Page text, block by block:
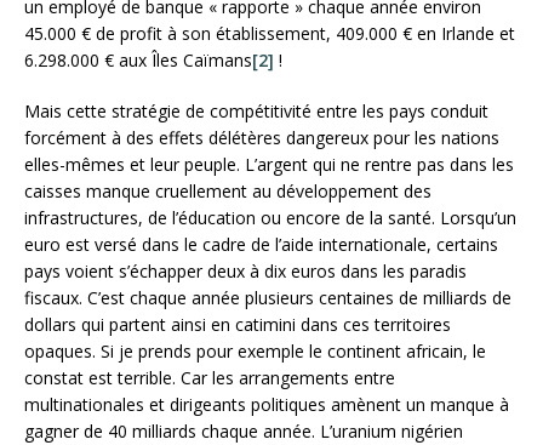
un employé de banque « rapporte » chaque année environ
45.000 € de profit à son établissement, 409.000 € en Irlande et
6.298.000 € aux Îles Caïmans[2] !
Mais cette stratégie de compétitivité entre les pays conduit
forcément à des effets délétères dangereux pour les nations
elles-mêmes et leur peuple. L’argent qui ne rentre pas dans les
caisses manque cruellement au développement des
infrastructures, de l’éducation ou encore de la santé. Lorsqu’un
euro est versé dans le cadre de l’aide internationale, certains
pays voient s’échapper deux à dix euros dans les paradis
fiscaux. C’est chaque année plusieurs centaines de milliards de
dollars qui partent ainsi en catimini dans ces territoires
opaques. Si je prends pour exemple le continent africain, le
constat est terrible. Car les arrangements entre
multinationales et dirigeants politiques amènent un manque à
gagner de 40 milliards chaque année. L’uranium nigérien